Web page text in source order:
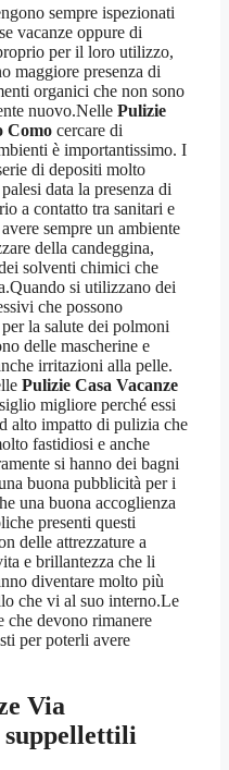
sempre ispezionati
vacanze oppure di
per il loro utilizzo,
maggiore presenza di
organici che non sono
nuovo.Nelle Pulizie
Como cercare di
è importantissimo. I
di depositi molto
data la presenza di
a contatto tra sanitari e
sempre un ambiente
della candeggina,
solventi chimici che
si utilizzano dei
che possono
la salute dei polmoni
delle mascherine e
irritazioni alla pelle.
Pulizie Casa Vacanze
migliore perché essi
alto impatto di pulizia che
fastidiosi e anche
si hanno dei bagni
buona pubblicità per i
una buona accoglienza
presenti questi
delle attrezzature a
e brillantezza che li
diventare molto più
che vi al suo interno.Le
che devono rimanere
per poterli avere
Via
suppellettili